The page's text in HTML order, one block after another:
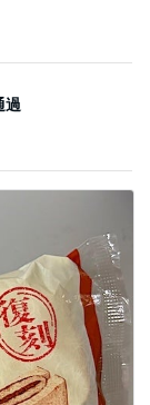
曜日と、秒速お
ごはん♪
な40歳5児ママ主
フェ